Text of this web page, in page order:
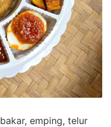
emping, telur